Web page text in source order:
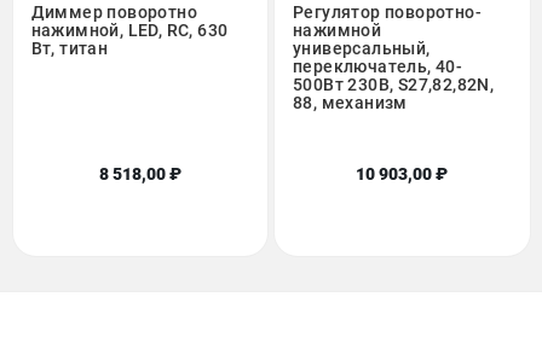
Диммер поворотно
нажимной, LED, RC, 630
Вт, титан
8 518,00 ₽
Регулятор поворотно-
нажимной
универсальный,
переключатель, 40-
500Вт 230В, S27,82,82N,
88, механизм
10 903,00 ₽